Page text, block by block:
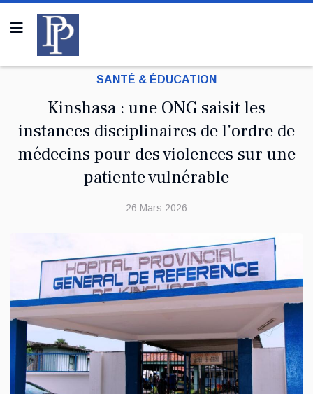
SANTÉ & ÉDUCATION
Kinshasa : une ONG saisit les
instances disciplinaires de l'ordre de
médecins pour des violences sur une
patiente vulnérable
26 Mars 2026